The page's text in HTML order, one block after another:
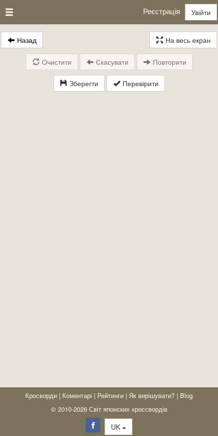
Реєстрація Увійти
Назад На весь екран
Зберегти Перевірити
Очистити Скасувати Повторити
Кросворди | Коментарі | Рейтинги | Як вирішувати? | Blog
© 2010-2026 Світ японских кроссвордів
UK